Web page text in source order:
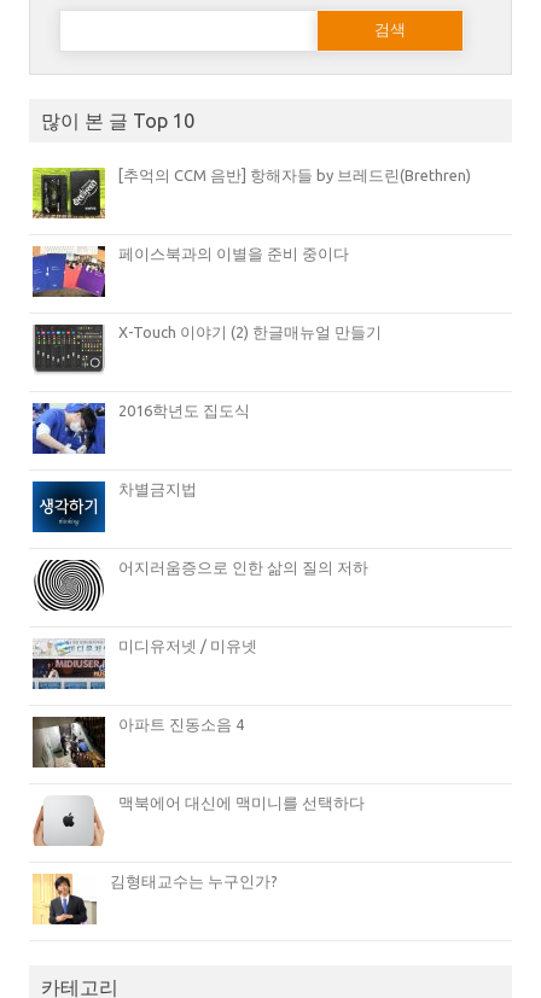
다음 검색:
많이 본 글 Top 10
[추억의 CCM 음반] 항해자들 by 브레드린(Brethren)
페이스북과의 이별을 준비 중이다
X-Touch 이야기 (2) 한글매뉴얼 만들기
2016학년도 집도식
차별금지법
어지러움증으로 인한 삶의 질의 저하
미디유저넷 / 미유넷
아파트 진동소음 4
맥북에어 대신에 맥미니를 선택하다
김형태교수는 누구인가?
카테고리